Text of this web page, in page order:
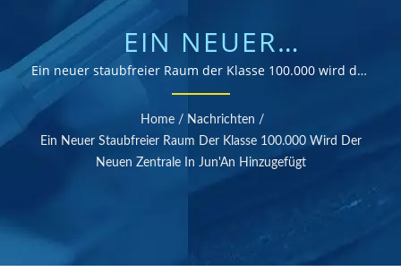
EIN NEUER
STAUBFREIER RAUM
DER KLASSE 100.000
WIRD DER NEUEN
ZENTRALE IN JUN'AN
HINZUGEFÜGT | ÜBER
40 JAHRE ERFAHRUNG
Ein neuer staubfreier Raum der Klasse 100.000 wird der
neuen Zentrale in Jun'An hinzugefügt | ISO- und RoHS-
zertifizierter Gummiteile-Lieferant
Home / Nachrichten /
Ein Neuer Staubfreier Raum Der Klasse 100.000 Wird Der
Neuen Zentrale In Jun'An Hinzugefügt